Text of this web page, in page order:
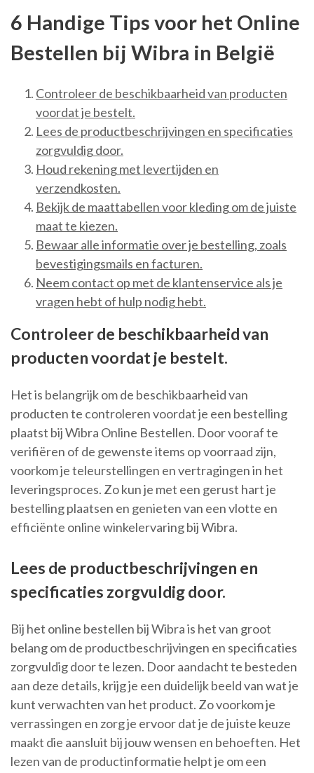
6 Handige Tips voor het Online
Bestellen bij Wibra in België
Controleer de beschikbaarheid van producten
voordat je bestelt.
Lees de productbeschrijvingen en specificaties
zorgvuldig door.
Houd rekening met levertijden en
verzendkosten.
Bekijk de maattabellen voor kleding om de juiste
maat te kiezen.
Bewaar alle informatie over je bestelling, zoals
bevestigingsmails en facturen.
Neem contact op met de klantenservice als je
vragen hebt of hulp nodig hebt.
Controleer de beschikbaarheid van
producten voordat je bestelt.
Het is belangrijk om de beschikbaarheid van
producten te controleren voordat je een bestelling
plaatst bij Wibra Online Bestellen. Door vooraf te
verifiëren of de gewenste items op voorraad zijn,
voorkom je teleurstellingen en vertragingen in het
leveringsproces. Zo kun je met een gerust hart je
bestelling plaatsen en genieten van een vlotte en
efficiënte online winkelervaring bij Wibra.
Lees de productbeschrijvingen en
specificaties zorgvuldig door.
Bij het online bestellen bij Wibra is het van groot
belang om de productbeschrijvingen en specificaties
zorgvuldig door te lezen. Door aandacht te besteden
aan deze details, krijg je een duidelijk beeld van wat je
kunt verwachten van het product. Zo voorkom je
verrassingen en zorg je ervoor dat je de juiste keuze
maakt die aansluit bij jouw wensen en behoeften. Het
lezen van de productinformatie helpt je om een